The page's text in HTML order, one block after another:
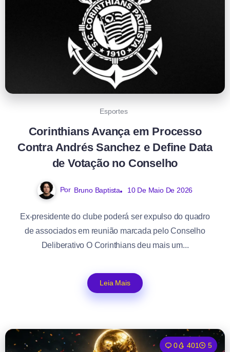
Esportes
Corinthians Avança em Processo
Contra Andrés Sanchez e Define Data
de Votação no Conselho
Por Bruno Baptista 10 De Maio De 2026
Ex-presidente do clube poderá ser expulso do quadro
de associados em reunião marcada pelo Conselho
Deliberativo O Corinthians deu mais um...
Leia Mais
0 401 5